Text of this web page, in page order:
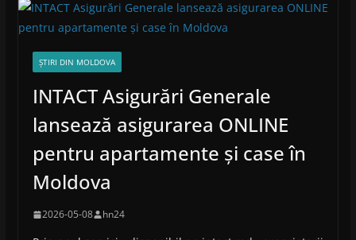
ȘTIRI DIN MOLDOVA
INTACT Asigurări Generale
lansează asigurarea ONLINE
pentru apartamente și case în
Moldova
2026-05-08 hn24